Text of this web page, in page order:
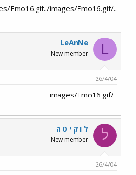
../images/Emo16.gif../images/Emo16.gif
L
LeAnNe
New member
26/4/04
../images/Emo16.gif
ל ל ו ק י ט ה
New member
26/4/04